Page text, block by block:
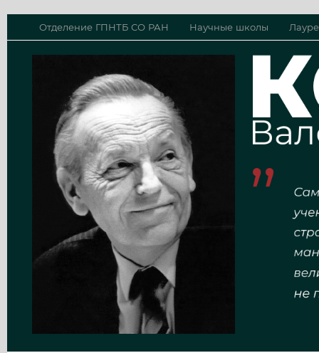
Отделение ГПНТБ СО РАН Научные школы